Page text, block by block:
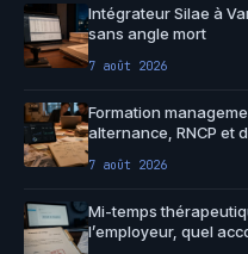
Intégrateur Silae à
sans angle mort
7 août 2026
Formation
alternance, RNCP et
7 août 2026
Mi-temps
l’employeur, quel